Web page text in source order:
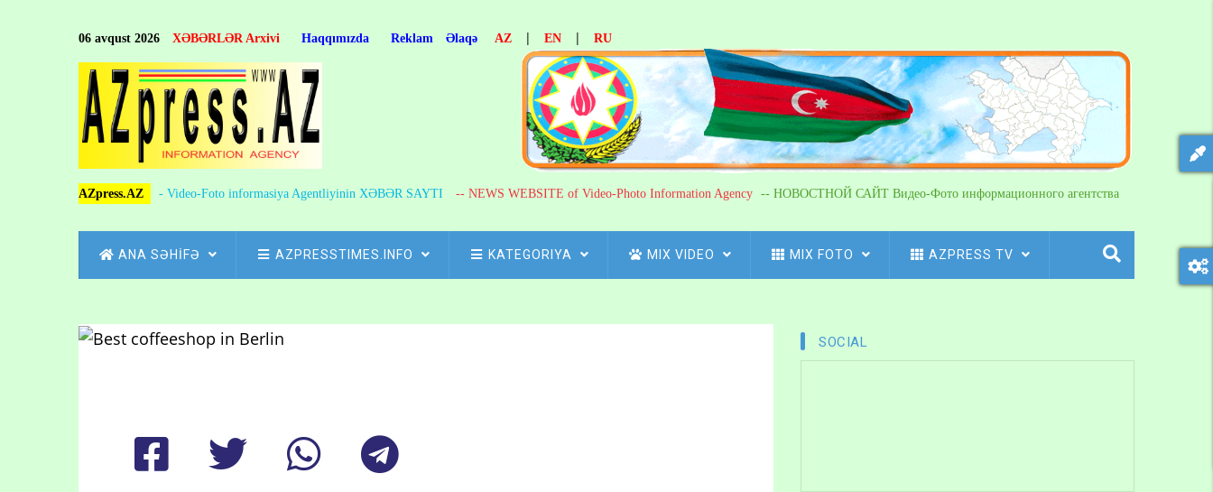
06 avqust 2026 XƏBƏRLƏR Arxivi Haqqımızda Reklam Əlaqə AZ | EN | RU
AZpress.AZ - Video-Foto informasiya Agentliyinin XƏBƏR SAYTI -- NEWS WEBSITE of Video-Photo Information Agency -- НОВОСТНОЙ САЙТ Видео-Фото информационного агентства
MAIN
NAVIGATION
ANA SƏHİFƏ AZPRESSTIMES.INFO KATEGORIYA MIX VIDEO MIX FOTO AZPRESS TV
Breadcrumb SOCIAL